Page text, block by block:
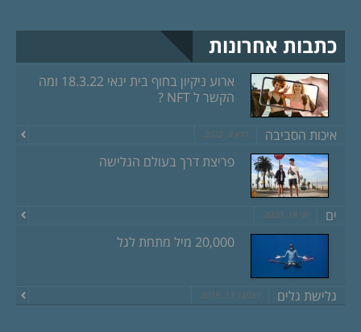
כתבות אחרונות
ארוע ניקיון בחוף בית ינאי 18.3.22 ומה
הקשר ל NFT ?
איכות הסביבה מרץ 8, 2022
פריצת דרך בעולם הגלישה
ים יוני 18, 2020
20,000 מיל מתחת לגל
גלישת גלים דצמבר 13, 2019